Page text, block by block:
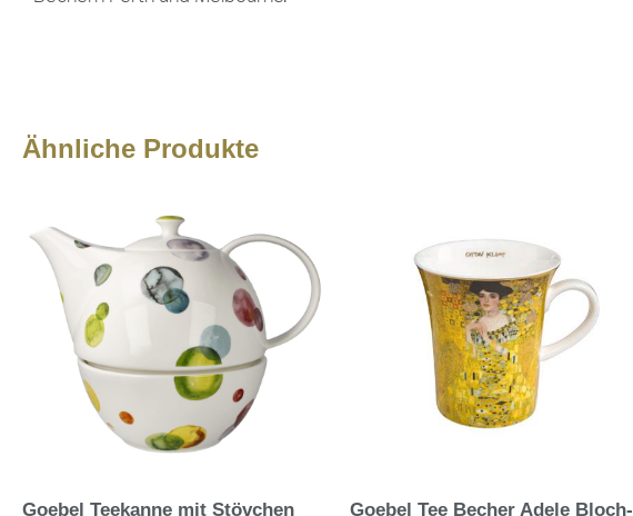
Ähnliche Produkte
Goebel Teekanne mit Stövchen
Goebel Tee Becher Adele Bloch-